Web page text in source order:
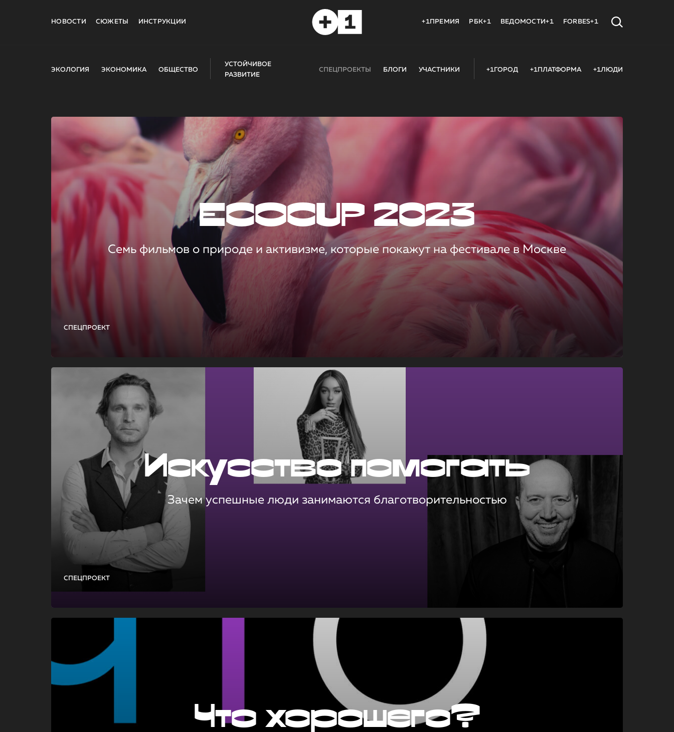
НОВОСТИ СЮЖЕТЫ ИНСТРУКЦИИ +1ПРЕМИЯ РБК+1 ВЕДОМОСТИ+1 FORBES+1
ЭКОЛОГИЯ ЭКОНОМИКА ОБЩЕСТВО
УСТОЙЧИВОЕ
РАЗВИТИЕ
СПЕЦПРОЕКТЫ БЛОГИ УЧАСТНИКИ +1ГОРОД +1ПЛАТФОРМА +1ЛЮДИ
СПЕЦПРОЕКТ
ECOCUP 2023
Семь фильмов о природе и активизме, которые покажут на фестивале в Москве
СПЕЦПРОЕКТ
Искусство помогать
Зачем успешные люди занимаются благотворительностью
Что хорошего?